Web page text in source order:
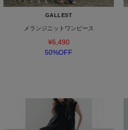
GALLEST
メランジニットワンピース
¥6,490
50%OFF